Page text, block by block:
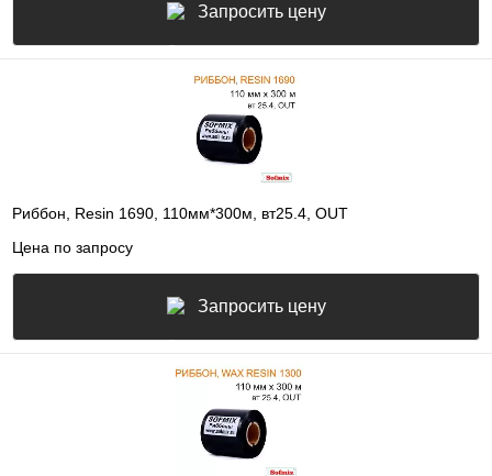
Запросить цену
Риббон, Resin 1690, 110мм*300м, вт25.4, OUT
Цена по запросу
Запросить цену